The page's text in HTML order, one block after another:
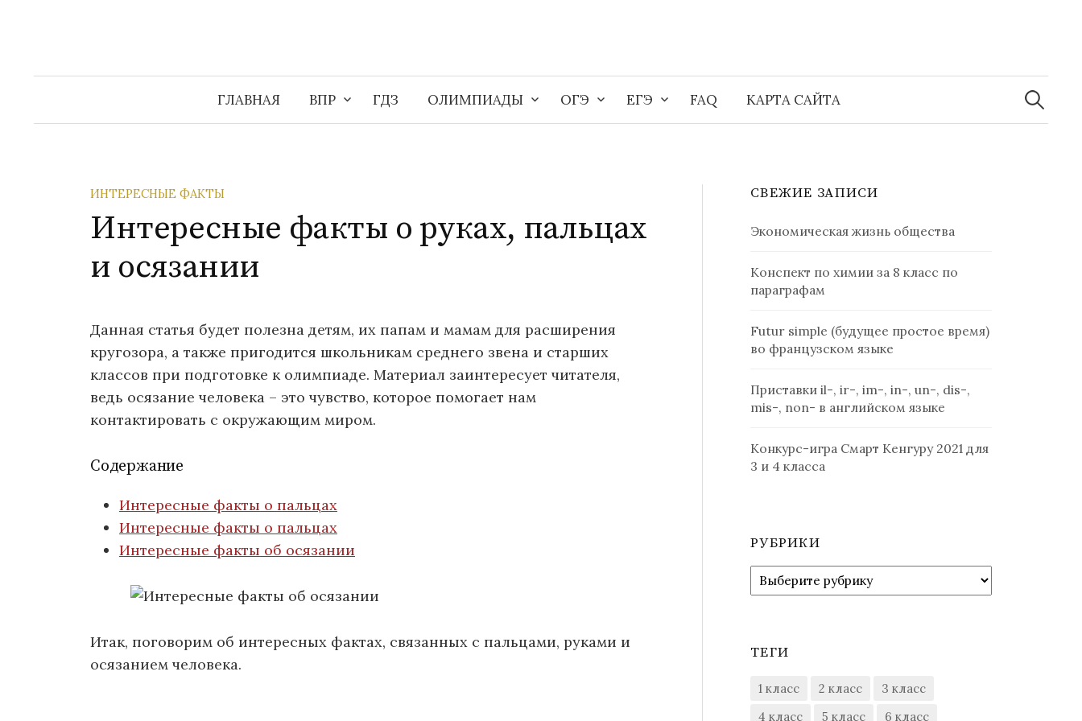
ГЛАВНАЯ ВПР ГДЗ ОЛИМПИАДЫ ОГЭ ЕГЭ FAQ КАРТА САЙТА
Найти:
ИНТЕРЕСНЫЕ ФАКТЫ
Интересные факты о руках, пальцах
и осязании
Данная статья будет полезна детям, их папам и мамам для расширения
кругозора, а также пригодится школьникам среднего звена и старших
классов при подготовке к олимпиаде. Материал заинтересует читателя,
ведь осязание человека – это чувство, которое помогает нам
контактировать с окружающим миром.
Содержание
Интересные факты о пальцах
Интересные факты о пальцах
Интересные факты об осязании
Итак, поговорим об интересных фактах, связанных с пальцами, руками и
осязанием человека.
СВЕЖИЕ ЗАПИСИ
Экономическая жизнь общества
Конспект по химии за 8 класс по
параграфам
Futur simple (будущее простое время)
во французском языке
Приставки il-, ir-, im-, in-, un-, dis-,
mis-, non- в английском языке
Конкурс-игра Смарт Кенгуру 2021 для
3 и 4 класса
РУБРИКИ
Рубрики
ТЕГИ
1 класс 2 класс
3 класс
4 класс
5 класс
6 класс